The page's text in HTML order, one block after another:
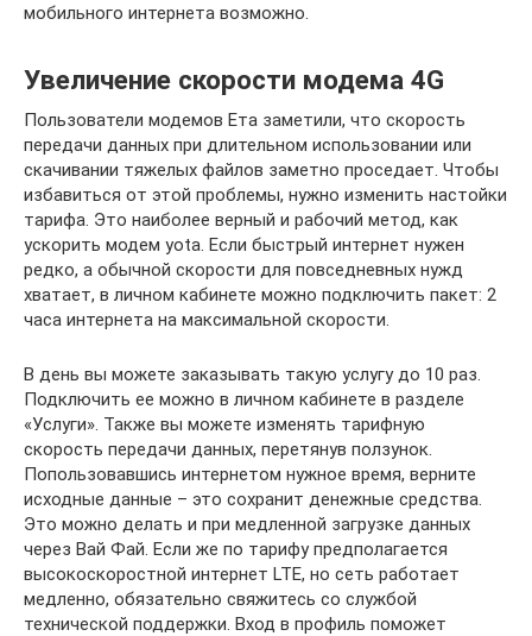
мобильного интернета возможно.
Увеличение скорости модема 4G
Пользователи модемов Ета заметили, что скорость
передачи данных при длительном использовании или
скачивании тяжелых файлов заметно проседает. Чтобы
избавиться от этой проблемы, нужно изменить настойки
тарифа. Это наиболее верный и рабочий метод, как
ускорить модем yota. Если быстрый интернет нужен
редко, а обычной скорости для повседневных нужд
хватает, в личном кабинете можно подключить пакет: 2
часа интернета на максимальной скорости.
В день вы можете заказывать такую услугу до 10 раз.
Подключить ее можно в личном кабинете в разделе
«Услуги». Также вы можете изменять тарифную
скорость передачи данных, перетянув ползунок.
Попользовавшись интернетом нужное время, верните
исходные данные – это сохранит денежные средства.
Это можно делать и при медленной загрузке данных
через Вай Фай. Если же по тарифу предполагается
высокоскоростной интернет LTE, но сеть работает
медленно, обязательно свяжитесь со службой
технической поддержки. Вход в профиль поможет